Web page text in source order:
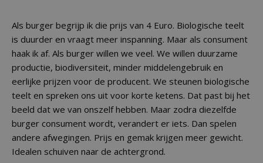
Als burger begrijp ik die prijs van 4 Euro. Biologische teelt
is duurder en vraagt meer inspanning. Maar als consument
haak ik af. Als burger willen we veel. We willen duurzame
productie, biodiversiteit, minder middelengebruik en
eerlijke prijzen voor de producent. We steunen biologische
teelt en spreken ons uit voor korte ketens. Dat past bij het
beeld dat we van onszelf hebben. Maar zodra diezelfde
burger consument wordt, verandert er iets. Dan spelen
andere afwegingen. Prijs en gemak krijgen meer gewicht.
Idealen schuiven naar de achtergrond.